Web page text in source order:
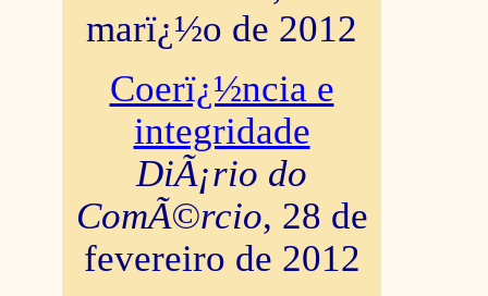
marï¿½o de 2012
Coerï¿½ncia e
integridade
DiÃ¡rio do
ComÃ©rcio, 28 de
fevereiro de 2012